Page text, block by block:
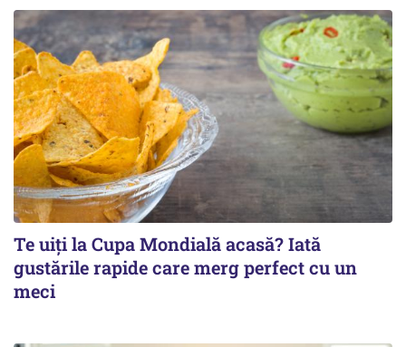
Te uiți la Cupa Mondială acasă? Iată
gustările rapide care merg perfect cu un
meci